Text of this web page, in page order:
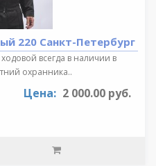
220 Санкт-Петербург
всегда в наличии в
охранника..
Цена: 2 000.00 руб.